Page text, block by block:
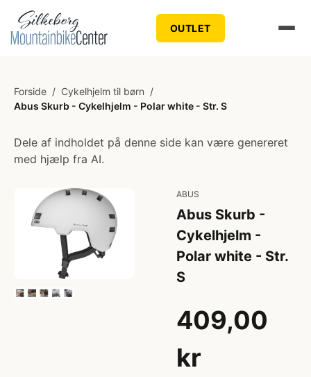
OUTLET
Forside / Cykelhjelm til børn /
Abus Skurb - Cykelhjelm - Polar white - Str. S
Dele af indholdet på denne side kan være genereret
med hjælp fra AI.
ABUS
Abus Skurb -
Cykelhjelm -
Polar white - Str.
S
409,00
kr